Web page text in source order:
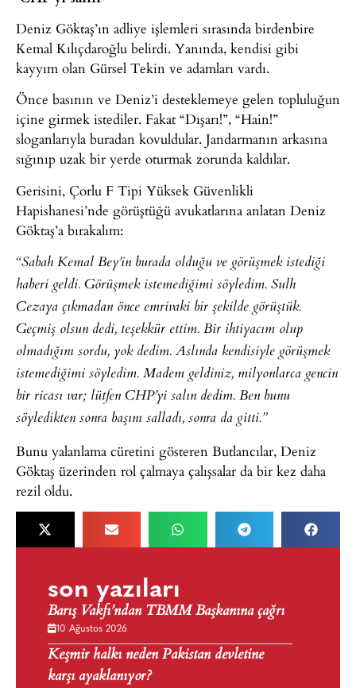
Deniz Göktaş’ın adliye işlemleri sırasında birdenbire
Kemal Kılıçdaroğlu belirdi. Yanında, kendisi gibi
kayyım olan Gürsel Tekin ve adamları vardı.
Önce basının ve Deniz’i desteklemeye gelen topluluğun
içine girmek istediler. Fakat “Dışarı!”, “Hain!”
sloganlarıyla buradan kovuldular. Jandarmanın arkasına
sığınıp uzak bir yerde oturmak zorunda kaldılar.
Gerisini, Çorlu F Tipi Yüksek Güvenlikli
Hapishanesi’nde görüştüğü avukatlarına anlatan Deniz
Göktaş’a bırakalım:
“Sabah Kemal Bey’in burada olduğu ve görüşmek istediği
haberi geldi. Görüşmek istemediğimi söyledim. Sulh
Cezaya çıkmadan önce emrivaki bir şekilde görüştük.
Geçmiş olsun dedi, teşekkür ettim. Bir ihtiyacım olup
olmadığını sordu, yok dedim. Aslında kendisiyle görüşmek
istemediğimi söyledim. Madem geldiniz, milyonlarca gencin
bir ricası var; lütfen CHP’yi salın dedim. Ben bunu
söyledikten sonra başını salladı, sonra da gitti.”
Bunu yalanlama cüretini gösteren Butlancılar, Deniz
Göktaş üzerinden rol çalmaya çalışsalar da bir kez daha
rezil oldu.
son yazıları
Barış Vakfı’ndan TBMM Başkanına çağrı
10 Ağustos 2026
Keşmir halkı neden Pakistan devletine
karşı ayaklanıyor?